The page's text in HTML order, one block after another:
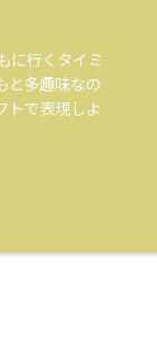
に行くタイミ
と多趣味なの
トで表現しよ